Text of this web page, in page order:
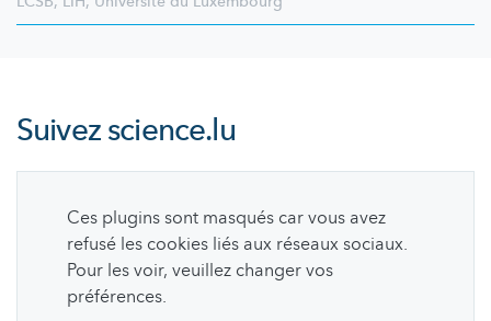
Suivezscience.lu
Ces plugins sont masqués car vous avez
refusé les cookies liés aux réseaux sociaux.
Pour les voir, veuillez changer vos
préférences.